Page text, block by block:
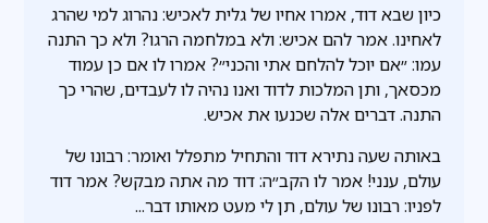
כיון שבא דוד, אמרו אחיו של גלית לאכיש: נהרוג למי שהרג
לאחינו. אמר להם אכיש: ולא במלחמה הרגו? ולא כך התנה
עמו: ״אם יוכל להלחם אתי והכני״? אמרו לו אם כן עמוד
מכסאך, ותן המלכות לדוד ואנו נהיה לו לעבדים, שהרי כך
התנה. דברים אלה שכנעו את אכיש.
באותה שעה נתירא דוד והתחיל מתפלל ואומר: רבונו של
עולם, ענני! אמר לו הקב״ה: דוד מה אתה מבקש? אמר דוד
לפניו: רבונו של עולם, תן לי מעט מאותו דבר...